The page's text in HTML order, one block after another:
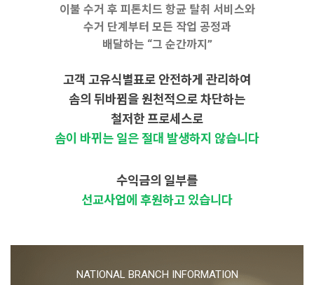
이불 수거 후 피톤치드 항균 탈취 서비스와
수거 단계부터 모든 작업 공정과
배달하는 “그 순간까지”
고객 고유식별표로 안전하게 관리하여
솜의 뒤바뀜을 원천적으로 차단하는
철저한 프로세스로
솜이 바뀌는 일은 절대 발생하지 않습니다
수익금의 일부를
선교사업에 후원하고 있습니다
NATIONAL BRANCH INFORMATION